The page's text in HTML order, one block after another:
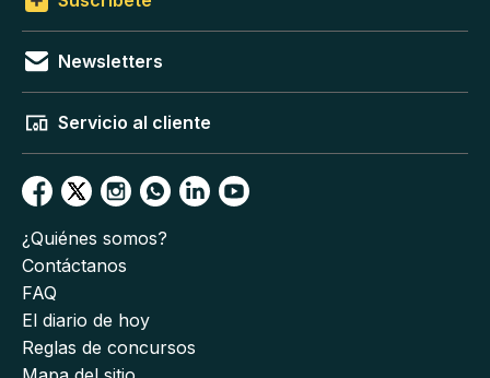
Newsletters
Servicio al cliente
¿Quiénes somos?
Contáctanos
FAQ
El diario de hoy
Reglas de concursos